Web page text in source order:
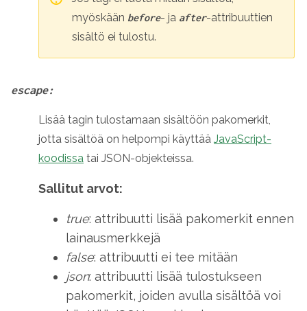
myöskään before- ja after-attribuuttien
sisältö ei tulostu.
escape:
Lisää tagin tulostamaan sisältöön pakomerkit,
jotta sisältöä on helpompi käyttää JavaScript-
koodissa tai JSON-objekteissa.
Sallitut arvot:
true: attribuutti lisää pakomerkit ennen
lainausmerkkejä
false: attribuutti ei tee mitään
json: attribuutti lisää tulostukseen
pakomerkit, joiden avulla sisältöä voi